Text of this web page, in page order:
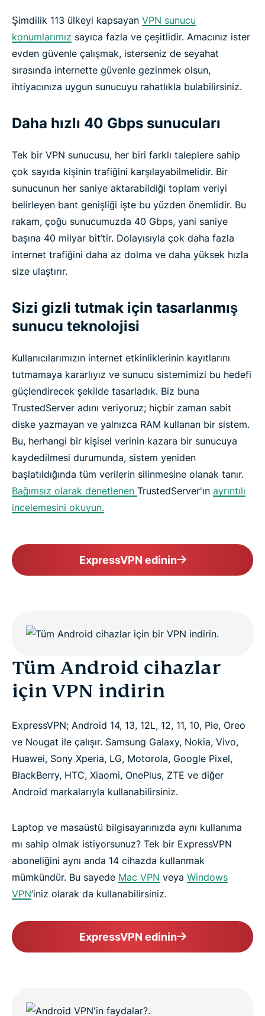
Şimdilik 113 ülkeyi kapsayan VPN sunucu
konumlarımız sayıca fazla ve çeşitlidir. Amacınız ister
evden güvenle çalışmak, isterseniz de seyahat
sırasında internette güvenle gezinmek olsun,
ihtiyacınıza uygun sunucuyu rahatlıkla bulabilirsiniz.
Daha hızlı 40 Gbps sunucuları
Tek bir VPN sunucusu, her biri farklı taleplere sahip
çok sayıda kişinin trafiğini karşılayabilmelidir. Bir
sunucunun her saniye aktarabildiği toplam veriyi
belirleyen bant genişliği işte bu yüzden önemlidir. Bu
rakam, çoğu sunucumuzda 40 Gbps, yani saniye
başına 40 milyar bit’tir. Dolayısıyla çok daha fazla
internet trafiğini daha az dolma ve daha yüksek hızla
size ulaştırır.
Sizi gizli tutmak için tasarlanmış
sunucu teknolojisi
Kullanıcılarımızın internet etkinliklerinin kayıtlarını
tutmamaya kararlıyız ve sunucu sistemimizi bu hedefi
güçlendirecek şekilde tasarladık. Biz buna
TrustedServer adını veriyoruz; hiçbir zaman sabit
diske yazmayan ve yalnızca RAM kullanan bir sistem.
Bu, herhangi bir kişisel verinin kazara bir sunucuya
kaydedilmesi durumunda, sistem yeniden
başlatıldığında tüm verilerin silinmesine olanak tanır.
Bağımsız olarak denetlenen TrustedServer'ın ayrıntılı
incelemesini okuyun.
ExpressVPN edinin
Tüm Android cihazlar
için VPN indirin
ExpressVPN; Android 14, 13, 12L, 12, 11, 10, Pie, Oreo
ve Nougat ile çalışır. Samsung Galaxy, Nokia, Vivo,
Huawei, Sony Xperia, LG, Motorola, Google Pixel,
BlackBerry, HTC, Xiaomi, OnePlus, ZTE ve diğer
Android markalarıyla kullanabilirsiniz.
Laptop ve masaüstü bilgisayarınızda aynı kullanıma
mı sahip olmak istiyorsunuz? Tek bir ExpressVPN
aboneliğini aynı anda 14 cihazda kullanmak
mümkündür. Bu sayede Mac VPN veya Windows
VPN’iniz olarak da kullanabilirsiniz.
ExpressVPN edinin